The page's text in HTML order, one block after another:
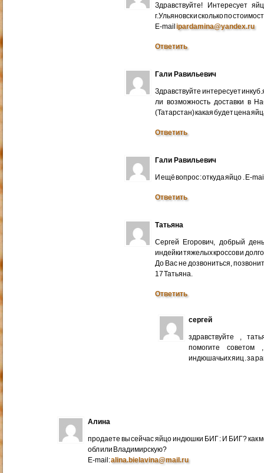
Здравствуйте! Интересует
г.Ульяновск и сколько по
E-mailipardamina@yandex.ru
Ответить
Гали Равильевич
Здравствуйте интересует
ли возможность доставки в
(Татарстан) какая будет цена
Ответить
Гали Равильевич
И ещё вопрос : откуда яйцо . E-
Ответить
Татьяна
Сергей Егорович, добрый
индейки тяжелых кроссов и
До Вас не дозвониться,
17 Татьяна.
Ответить
сергей
здравствуйте ,
помогите
индюшачьих яиц . за
Алина
продаете вы сейчас яйцо индюшки БИГ : И БИГ? как
обл или Владимирскую?
E-mail:alina.bielavina@mail.ru